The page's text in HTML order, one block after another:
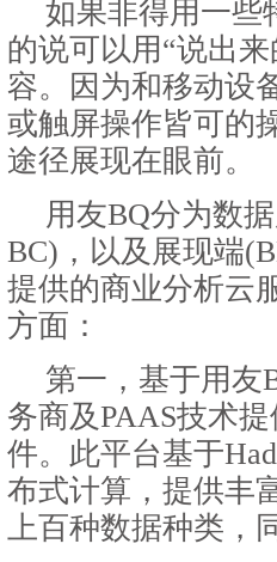
如果非得用一些
的说可以用“说出
容。因为和移动设
或触屏操作皆可的
途径展现在眼前。
用友BQ分为数
BC)，以及展现端
提供的商业分析云
方面：
第一，基于用友
务商及PAAS技术
件。此平台基于
布式计算，提供丰
上百种数据种类，